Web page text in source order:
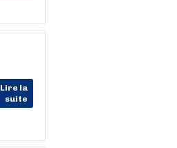
Lire la
suite